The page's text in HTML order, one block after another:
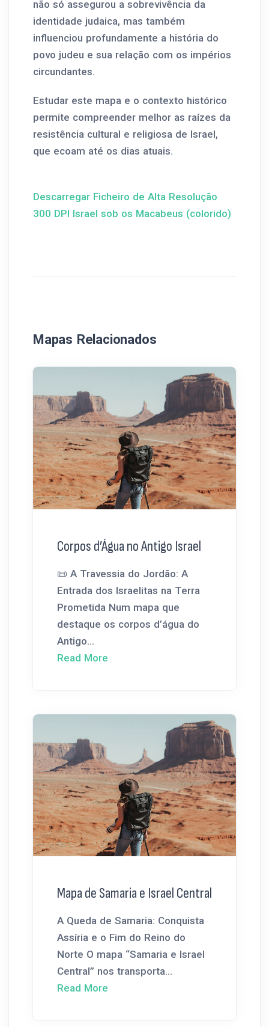
não só assegurou a sobrevivência da
identidade judaica, mas também
influenciou profundamente a história do
povo judeu e sua relação com os impérios
circundantes.
Estudar este mapa e o contexto histórico
permite compreender melhor as raízes da
resistência cultural e religiosa de Israel,
que ecoam até os dias atuais.
Descarregar Ficheiro de Alta Resolução
300 DPI Israel sob os Macabeus (colorido)
Mapas Relacionados
Corpos d’Água no Antigo Israel
📜 A Travessia do Jordão: A
Entrada dos Israelitas na Terra
Prometida Num mapa que
destaque os corpos d’água do
Antigo...
Read More
Mapa de Samaria e Israel Central
A Queda de Samaria: Conquista
Assíria e o Fim do Reino do
Norte O mapa “Samaria e Israel
Central” nos transporta...
Read More